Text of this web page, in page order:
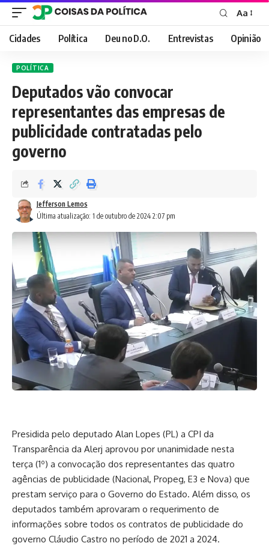
Font
Resizer
Aa
Cidades Política Deu no D.O. Entrevistas Opinião
POLÍTICA
Deputados vão convocar
representantes das empresas de
publicidade contratadas pelo
governo
Última atualização: 1 de outubro de 2024 2:07 pm
Jefferson Lemos
Presidida pelo deputado Alan Lopes (PL) a CPI da
Transparência da Alerj aprovou por unanimidade nesta
terça (1º) a convocação dos representantes das quatro
agências de publicidade (Nacional, Propeg, E3 e Nova) que
prestam serviço para o Governo do Estado. Além disso, os
deputados também aprovaram o requerimento de
informações sobre todos os contratos de publicidade do
governo Cláudio Castro no período de 2021 a 2024.